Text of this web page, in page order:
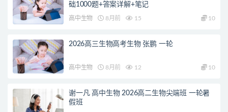
础1000题+答案详解+笔记
高中生物 8月前 15 10
2026高三生物高考生物 张鹏 一轮
高中生物 8月前 12 10
谢一凡 高中生物 2026高二生物尖端班 一轮暑
假班